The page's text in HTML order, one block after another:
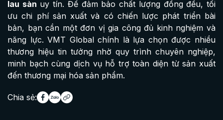
lau sàn uy tín. Để đảm bảo chất lượng đồng đều, tối
ưu chi phí sản xuất và có chiến lược phát triển bài
bản, bạn cần một đơn vị gia công đủ kinh nghiệm và
năng lực. VMT Global chính là lựa chọn được nhiều
thương hiệu tin tưởng nhờ quy trình chuyên nghiệp,
minh bạch cùng dịch vụ hỗ trợ toàn diện từ sản xuất
đến thương mại hóa sản phẩm.
Chia sẻ: